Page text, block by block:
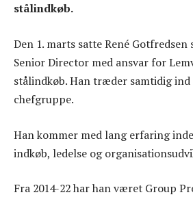
stålindkøb.
Den 1. marts satte René Gotfredsen
Senior Director med ansvar for
stålindkøb. Han træder samtidig ind
chefgruppe.
Han kommer med lang erfaring
indkøb, ledelse og
Fra 2014-22 har han været Group